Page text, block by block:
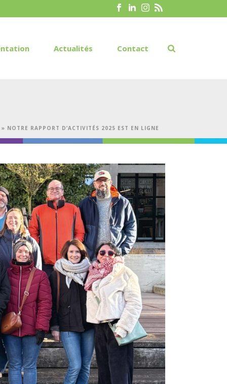
Actualités Contact
» NOTRE RAPPORT D’ACTIVITÉS 2025 EST EN LIGNE